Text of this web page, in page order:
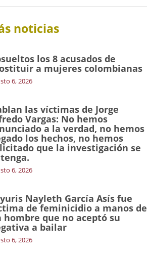
noticias
los 8 acusados de
a mujeres colombianas
6, 2026
las víctimas de Jorge
Vargas: No hemos
a la verdad, no hemos
los hechos, no hemos
que la investigación se
6, 2026
Nayleth García Asís fue
de feminicidio a manos de
hombre que no aceptó su
a bailar
6, 2026